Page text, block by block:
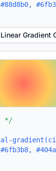
Gradient
*/